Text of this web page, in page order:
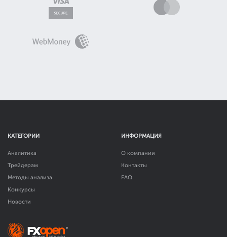
КАТЕГОРИИ
Аналитика
Трейдерам
Методы анализа
Конкурсы
Новости
ИНФОРМАЦИЯ
О компании
Контакты
FAQ